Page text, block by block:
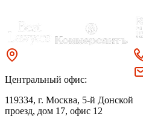
Центральный офис:
119334, г. Москва, 5-й Донской
проезд, дом 17, офис 12